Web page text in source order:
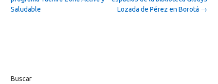
Lozada de Pérez en Borotá →
Saludable
Buscar